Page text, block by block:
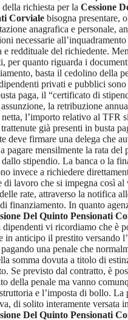
richiesta per la Cessione
Corviale bisogna presentare,
anagrafica e personale,
necessarie
e reddituale del richiedente.
per quanto riguarda i
basta il cedolino della
privati e pubblici
paga, il “certificato di
la retribuzione
l’importo relativo al TFR
già presenti in busta
deve firmare una delega che
pagare mensilmente la rata del
dallo stipendio. La banca o la
invece a richiedere
di lavoro che si impegna così al
rate, attraverso la notifica
finanziamento. In quanto
Del Quinto Pensionati
dipendenti vi ricordiamo che è
in anticipo il prestito versando
una penale che
somma dovuta a titolo di
Se previsto dal contratto, è
della penale ma vanno
e l’imposta di bollo. La
di solito interamente versata
Del Quinto Pensionati